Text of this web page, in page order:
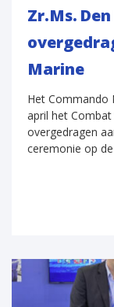
Zr.Ms.
Marine
Het Commando
april het Combat
overgedragen
ceremonie op